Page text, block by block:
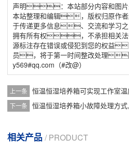
声明：本站部分内容和图
本站整理和编辑，版权归原作
于传递更多信息、交流和学习
拥有所有权，不承担相关
源标注存在错误或侵犯到您的权益
员，将于第一时间整改处理
y569#qq.com（#改@）
上一条 恒温恒湿培养箱可实现工作室
下一条 恒温恒湿培养箱小故障处理方
相关产品 / PRODUCT